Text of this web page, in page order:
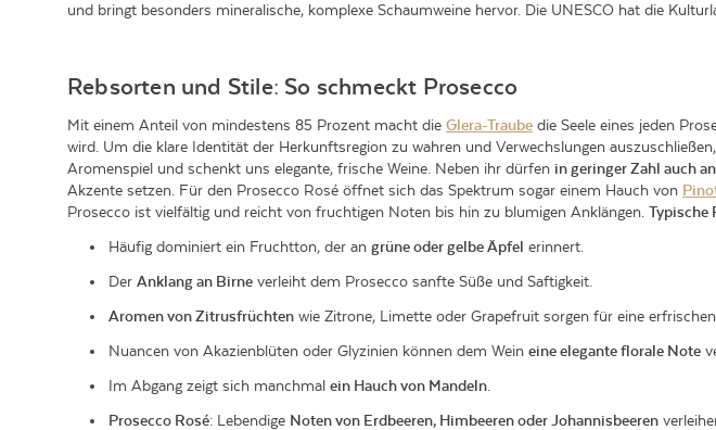
und bringt besonders mineralische, komplexe Schaumweine hervor. Die UNESCO hat die
Rebsorten und Stile: So schmeckt Prosecco
Mit einem Anteil von mindestens 85 Prozent macht die Glera-Traube die Seele eines jeden
wird. Um die klare Identität der Herkunftsregion zu wahren und Verwechslungen
Aromenspiel und schenkt uns elegante, frische Weine. Neben ihr dürfen in geringer Zahl auch
Akzente setzen. Für den Prosecco Rosé öffnet sich das Spektrum sogar einem Hauch von
Prosecco ist vielfältig und reicht von fruchtigen Noten bis hin zu blumigen Anklängen. Typische
Häufig dominiert ein Fruchtton, der an grüne oder gelbe Äpfel erinnert.
Der Anklang an Birne verleiht dem Prosecco sanfte Süße und Saftigkeit.
Aromen von Zitrusfrüchten wie Zitrone, Limette oder Grapefruit sorgen für eine
Nuancen von Akazienblüten oder Glyzinien können dem Wein eine elegante florale Note
Im Abgang zeigt sich manchmal ein Hauch von Mandeln
Prosecco Rosé: Lebendige Noten von Erdbeeren, Himbeeren oder Johannisbeeren